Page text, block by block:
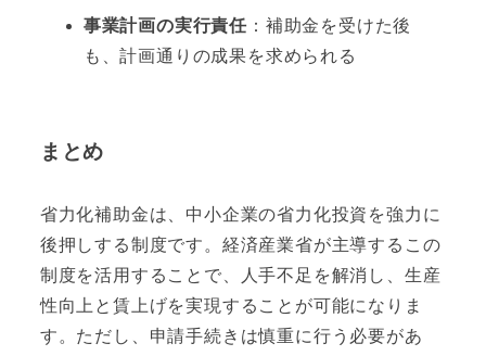
事業計画の実行責任 ：補助金を受けた後
も、計画通りの成果を求められる
まとめ
省力化補助金は、中小企業の省力化投資を強力に
後押しする制度です。経済産業省が主導するこの
制度を活用することで、人手不足を解消し、生産
性向上と賃上げを実現することが可能になりま
す。ただし、申請手続きは慎重に行う必要があ